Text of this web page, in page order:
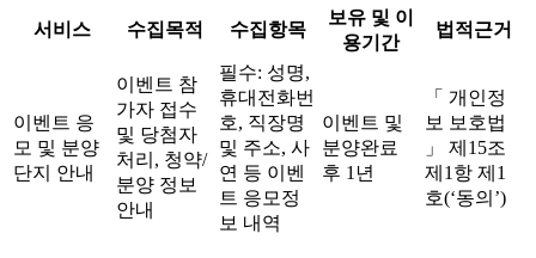
서비스 수집목적 수집항목
보유 및 이
용기간
법적근거
이벤트 응
모 및 분양
단지 안내
이벤트 참
가자 접수
및 당첨자
처리, 청약/
분양 정보
안내
필수: 성명,
휴대전화번
호, 직장명
및 주소, 사
연 등 이벤
트 응모정
보 내역
이벤트 및
분양완료
후 1년
「 개인정
보 보호법
」 제15조
제1항 제1
호(‘동의’)